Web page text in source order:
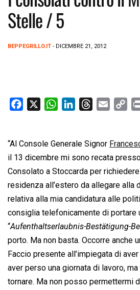
Stelle / 5
BEPPEGRILLO.IT - DICEMBRE 21, 2012
e
b
o
o
k
W
t
s
A
p
p
k
e
d
I
n
e
a
d
s
i
l
y
L
i
n
k
“Al Console Generale Signor
il 13 dicembre mi sono recata
Consolato a Stoccarda per
residenza all’estero da allegare alla
relativa alla mia candidatura alle
consiglia telefonicamente di portare
“Aufenthaltserlaubnis-Bestätigung-
porto. Ma non basta. Occorre anche
Faccio presente all’impiegata di
aver perso una giornata di lavoro,
tornare. Ma non posso permettermi